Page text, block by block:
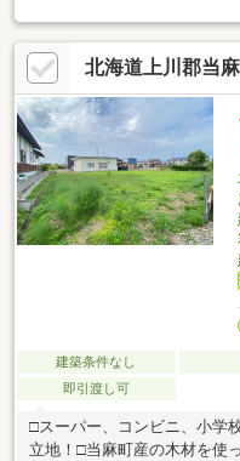
てやすい整った街並みです
8分、スポーツ公園徒歩1分
と子育て環境の整った立地で
負担)ですが、解体費用分を
当該住宅は現状下水道未接
る場合は「下水道受益者負
発生します。
北海道上川郡当
建築条件なし
即引渡し可
□スーパー、コンビニ、小学
立地！□当麻町産の木材を使